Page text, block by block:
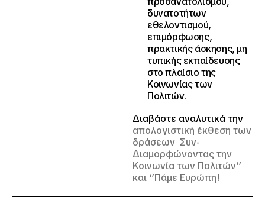
δυνατοτήτων
εθελοντισμού,
επιμόρφωσης,
πρακτικής άσκησης, μη
τυπικής εκπαίδευσης
στο πλαίσιο της
Κοινωνίας των
Πολιτών.
Διαβάστε αναλυτικά την
απολογιστική έκθεση των
δράσεων Συν-
Διαμορφώνοντας την
Κοινωνία των Πολιτών’’
και ‘’Πάμε Ευρώπη!